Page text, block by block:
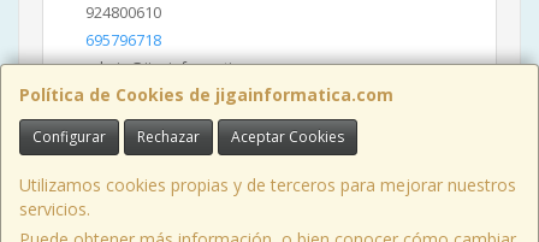
Política de Cookies de jigainformatica.com
Configurar Rechazar Aceptar Cookies
Utilizamos cookies propias y de terceros para mejorar nuestros
servicios.
924800610
695796718
admin@jigainformatica.com
Horario
10:00 a 14:00 y de 17:00 a 20:00